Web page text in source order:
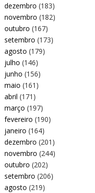
dezembro (183)
novembro (182)
outubro (167)
setembro (173)
agosto (179)
julho (146)
junho (156)
maio (161)
abril (171)
março (197)
fevereiro (190)
janeiro (164)
dezembro (201)
novembro (244)
outubro (202)
setembro (206)
agosto (219)